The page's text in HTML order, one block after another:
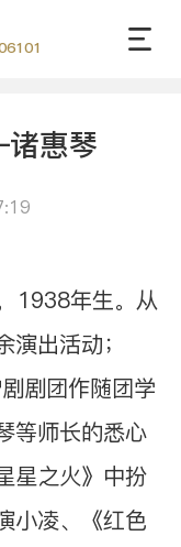
惠琴
1938年生。从
出活动；
剧团作随团学
等师长的悉心
星之火》中扮
小凌、《红色